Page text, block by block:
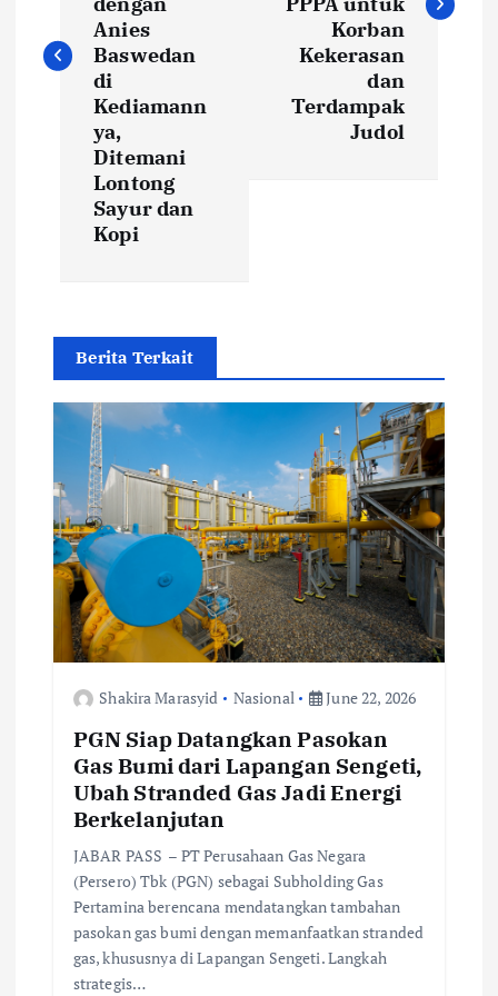
n
a
t
o
n
Anies
Baswedan
di
Kediamann
ya,
Ditemani
Lontong
Sayur dan
Kopi
Korban
Kekerasan
dan
Terdampak
Judol
Berita Terkait
Shakira Marasyid Nasional June 22, 2026
PGN Siap Datangkan Pasokan
Gas Bumi dari Lapangan Sengeti,
Ubah Stranded Gas Jadi Energi
Berkelanjutan
JABAR PASS – PT Perusahaan Gas Negara
(Persero) Tbk (PGN) sebagai Subholding Gas
Pertamina berencana mendatangkan tambahan
pasokan gas bumi dengan memanfaatkan stranded
gas, khususnya di Lapangan Sengeti. Langkah
strategis…